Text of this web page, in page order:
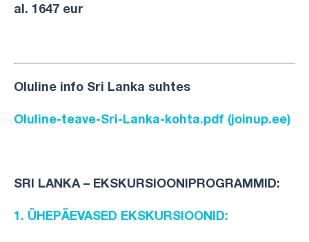
al. 1647 eur
Oluline info Sri Lanka suhtes
Oluline-teave-Sri-Lanka-kohta.pdf (joinup.ee)
SRI LANKA – EKSKURSIOONIPROGRAMMID:
1. ÜHEPÄEVASED EKSKURSIOONID: